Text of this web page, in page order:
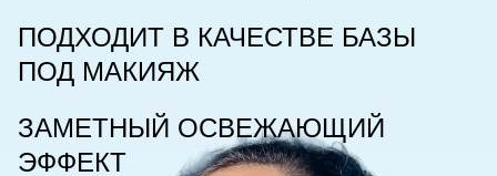
ПОДХОДИТ В КАЧЕСТВЕ БАЗЫ
ПОД МАКИЯЖ
ЗАМЕТНЫЙ ОСВЕЖАЮЩИЙ
ЭФФЕКТ